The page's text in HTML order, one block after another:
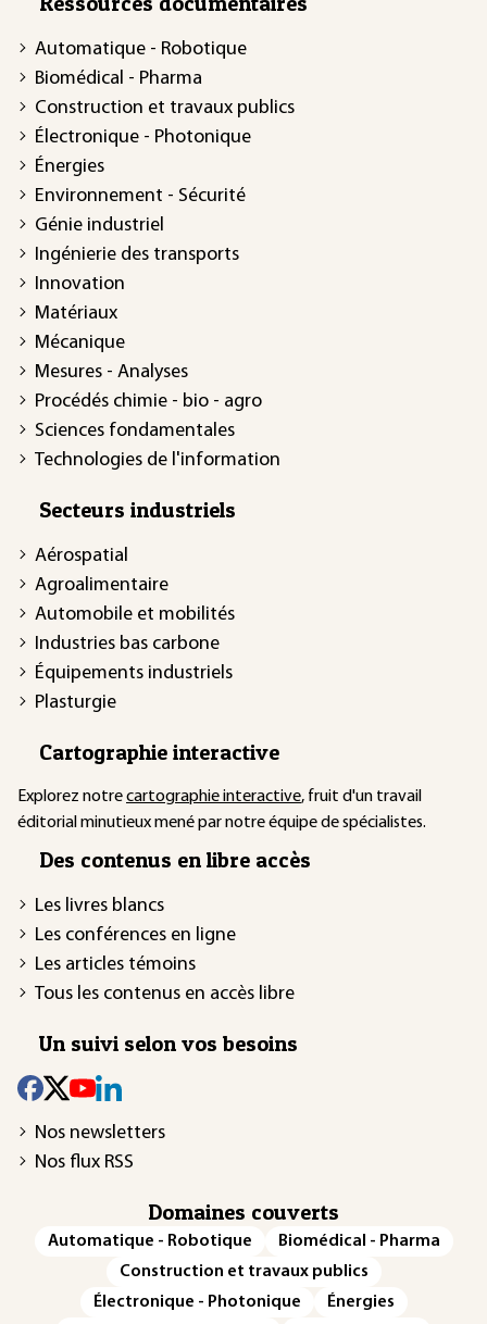
Automatique - Robotique
Biomédical - Pharma
Construction et travaux publics
Électronique - Photonique
Énergies
Environnement - Sécurité
Génie industriel
Ingénierie des transports
Innovation
Matériaux
Mécanique
Mesures - Analyses
Procédés chimie - bio - agro
Sciences fondamentales
Technologies de l'information
Secteurs industriels
Aérospatial
Agroalimentaire
Automobile et mobilités
Industries bas carbone
Équipements industriels
Plasturgie
Cartographie interactive
Explorez notrecartographie interactive, fruit d'un travail
éditorial minutieux mené par notre équipe de spécialistes.
Des contenus en libre accès
Les livres blancs
Les conférences en ligne
Les articles témoins
Tous les contenus en accès libre
Un suivi selon vos besoins
Nos newsletters
Nos flux RSS
Domaines couverts
Automatique - Robotique
Biomédical - Pharma
Construction et travaux publics
Électronique - Photonique
Énergies